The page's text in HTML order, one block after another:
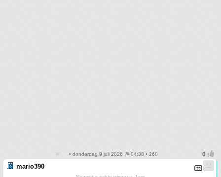
• donderdag 9 juli 2026 @ 04:38 • 260
mario390